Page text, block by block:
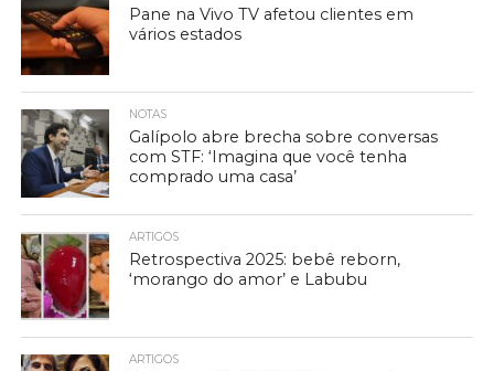
Pane na Vivo TV afetou clientes em
vários estados
NOTAS
Galípolo abre brecha sobre conversas
com STF: ‘Imagina que você tenha
comprado uma casa’
ARTIGOS
Retrospectiva 2025: bebê reborn,
‘morango do amor’ e Labubu
ARTIGOS